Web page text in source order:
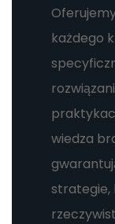
każdego
wiedza
strategie,